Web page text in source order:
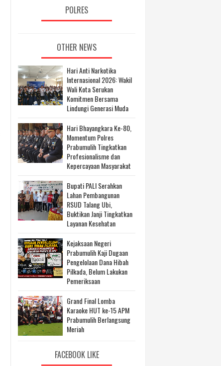
POLRES
OTHER NEWS
Hari Anti Narkotika
Internasional 2026: Wakil
Wali Kota Serukan
Komitmen Bersama
Lindungi Generasi Muda
Hari Bhayangkara Ke-80,
Momentum Polres
Prabumulih Tingkatkan
Profesionalisme dan
Kepercayaan Masyarakat
Bupati PALI Serahkan
Lahan Pembangunan
RSUD Talang Ubi,
Buktikan Janji Tingkatkan
Layanan Kesehatan
Kejaksaan Negeri
Prabumulih Kaji Dugaan
Pengelolaan Dana Hibah
Pilkada, Belum Lakukan
Pemeriksaan
Grand Final Lomba
Karaoke HUT ke-15 APM
Prabumulih Berlangsung
Meriah
FACEBOOK LIKE